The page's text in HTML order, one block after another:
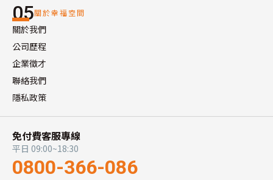
05關於幸福空間
關於我們
公司歷程
企業徵才
聯絡我們
隱私政策
免付費客服專線
平日 09:00~18:30
0800-366-086